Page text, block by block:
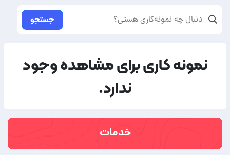
جستجو
نمونه کاری برای مشاهده وجود
ندارد.
خدمات